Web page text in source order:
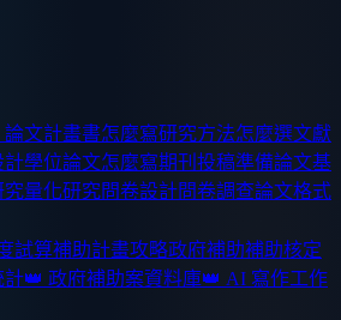
論文計畫書怎麼寫研究方法怎麼選文獻
計學位論文怎麼寫期刊投稿準備論文基
究量化研究問卷設計問卷調查論文格式
試算補助計畫攻略政府補助補助核定
計👑 政府補助案資料庫👑 AI 寫作工作